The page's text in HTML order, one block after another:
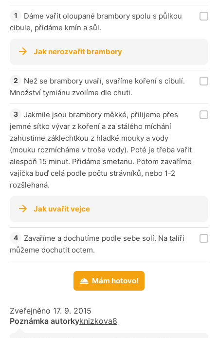
Dáme vařit oloupané brambory spolu s půlkou
cibule, přidáme kmín a sůl.
Jak nerozvařit brambory
Než se brambory uvaří, svaříme koření s cibulí.
Množství tymiánu zvolíme dle chuti.
Jakmile jsou brambory měkké, přilijeme přes
jemné sítko vývar z koření a za stálého míchání
zahustíme záklechtkou z hladké mouky a vody
(mouku rozmícháme v troše vody). Poté je třeba vařit
alespoň 15 minut. Přidáme smetanu. Potom zavaříme
vajíčka buď celá podle počtu strávníků, nebo 1-2
rozšlehaná.
Jak uvařit vejce
Zavaříme a dochutíme podle sebe solí. Na talíři
můžeme dochutit octem.
Mám hotovo!
Zveřejněno 17. 9. 2015
Poznámka autorkyknizkova8